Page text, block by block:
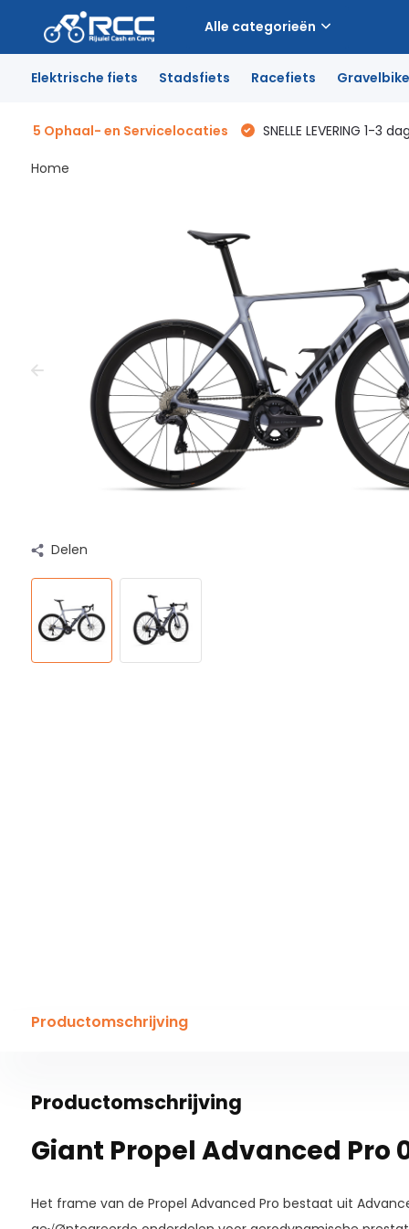
Alle categorieën
Elektrische fiets Stadsfiets Racefiets Gravelbike
5 Ophaal- en Servicelocaties SNELLE LEVERING 1-3
Home
Delen
Productomschrijving
Productomschrijving
Giant Propel Advanced Pro
Het frame van de Propel Advanced Pro bestaat uit